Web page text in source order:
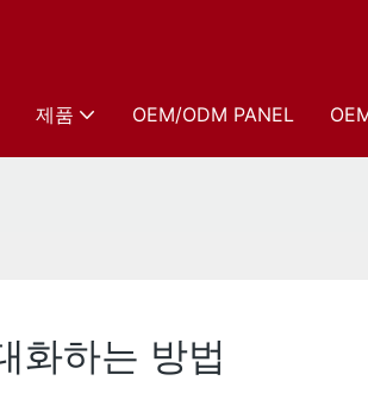
제품 OEM/ODM PANEL
화하는 방법